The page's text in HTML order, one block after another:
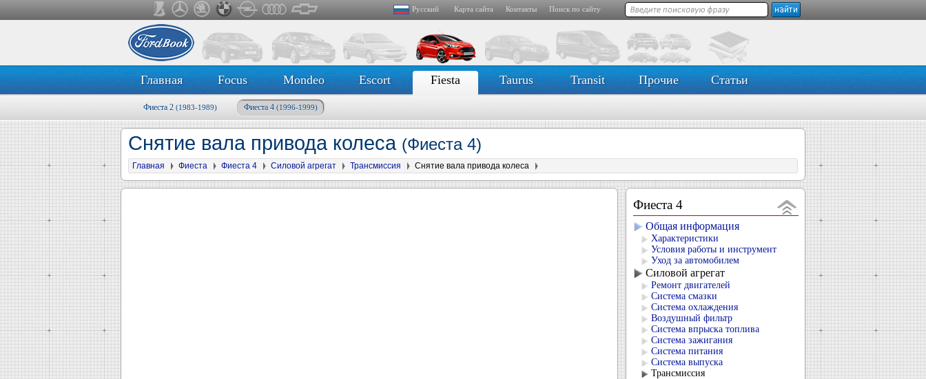
Русский Карта сайта Контакты Поиск по сайту
Главная Focus Mondeo Escort Fiesta Taurus Transit Прочие Статьи
Фиеста 2 (1983-1989) Фиеста 4 (1996-1999)
Снятие вала привода колеса (Фиеста 4)
Главная Фиеста Фиеста 4 Силовой агрегат Трансмиссия Снятие вала привода колеса
Фиеста 4
Общая информация
Характеристики
Условия работы и инструмент
Уход за автомобилем
Силовой агрегат
Ремонт двигателей
Система смазки
Система охлаждения
Воздушный фильтр
Система впрыска топлива
Система зажигания
Система питания
Система выпуска
Трансмиссия